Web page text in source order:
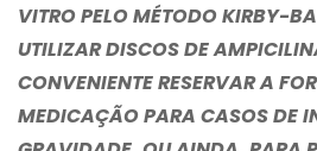
VITRO PELO MÉTODO KIRBY-
UTILIZAR DISCOS DE
CONVENIENTE RESERVAR A
MEDICAÇÃO PARA CASOS DE